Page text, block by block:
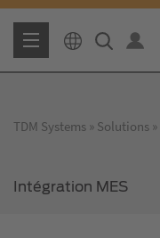
TDM Systems Solutions
Intégration MES